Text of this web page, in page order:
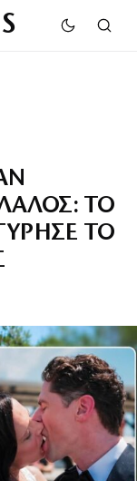
ΤΟ
ΤΟ